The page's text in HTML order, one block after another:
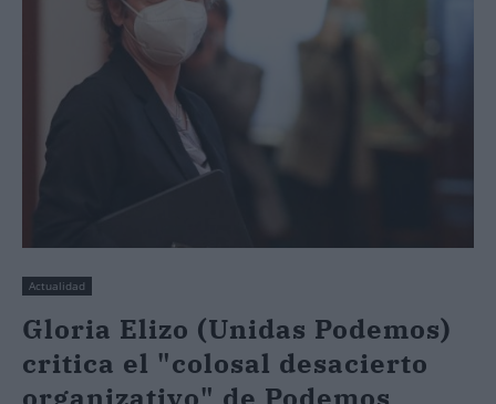
Actualidad
Gloria Elizo (Unidas Podemos)
critica el "colosal desacierto